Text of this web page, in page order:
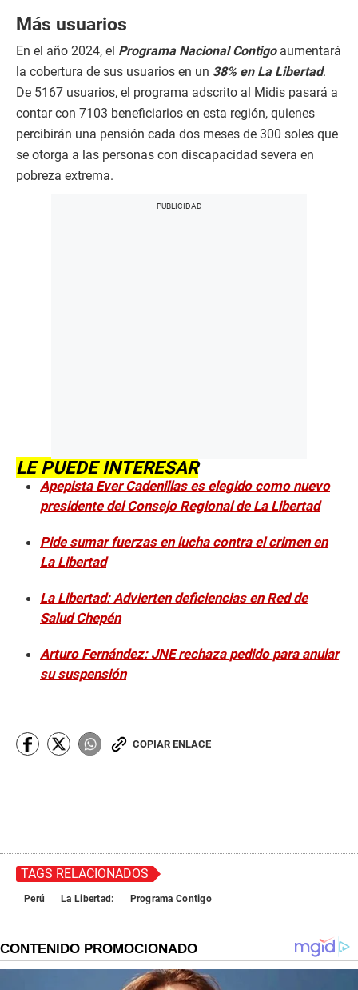
Más usuarios
En el año 2024, el Programa Nacional Contigoaumentará
la cobertura de sus usuarios en un 38% en La Libertad.
De 5167 usuarios, el programa adscrito al Midis pasará a
contar con 7103 beneficiarios en esta región, quienes
percibirán una pensión cada dos meses de 300 soles que
se otorga a las personas con discapacidad severa en
pobreza extrema.
LE PUEDE INTERESAR
Apepista Ever Cadenillas es elegido como nuevo
presidente del Consejo Regional de La Libertad
Pide sumar fuerzas en lucha contra el crimen en
La Libertad
La Libertad: Advierten deficiencias en Red de
Salud Chepén
Arturo Fernández: JNE rechaza pedido para anular
su suspensión
COPIAR ENLACE
TAGS RELACIONADOS
Perú La Libertad: Programa Contigo